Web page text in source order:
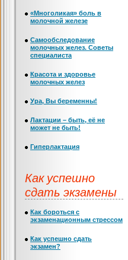
«Многоликая» боль в
молочной железе
Самообследование
молочных желез. Советы
специалиста
Красота и здоровье
молочных желез
Ура, Вы беременны!
Лактации – быть, её не
может не быть!
Гиперлактация
Как успешно
сдать экзамены
Как бороться с
экзаменационным стрессом
Как успешно сдать
экзамен?